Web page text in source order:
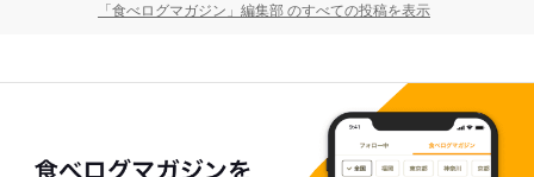
「食べログマガジン」編集部 のすべての投稿を表示